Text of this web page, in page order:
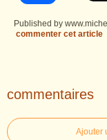
Published by
commenter cet article
commentaires
Ajouter